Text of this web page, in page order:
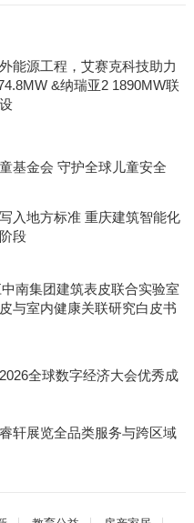
能源工程，艾赛克科技助力
&纳瑞亚2 1890MW联
基金会 守护全球儿童安全
入地方标准 重庆建筑智能化
段
南集团建筑表皮联合实验室
与室内健康关联研究白皮书
全球数字经济大会优秀成
轩展览全品类服务与跨区域